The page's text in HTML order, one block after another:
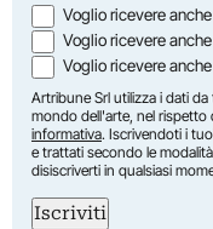
Voglio ricevere
Voglio ricevere
Voglio ricevere
Artribune Srl utilizza i dati
mondo dell'arte, nel rispetto
informativa. Iscrivendoti i
e trattati secondo le
disiscriverti in qualsiasi
Iscriviti